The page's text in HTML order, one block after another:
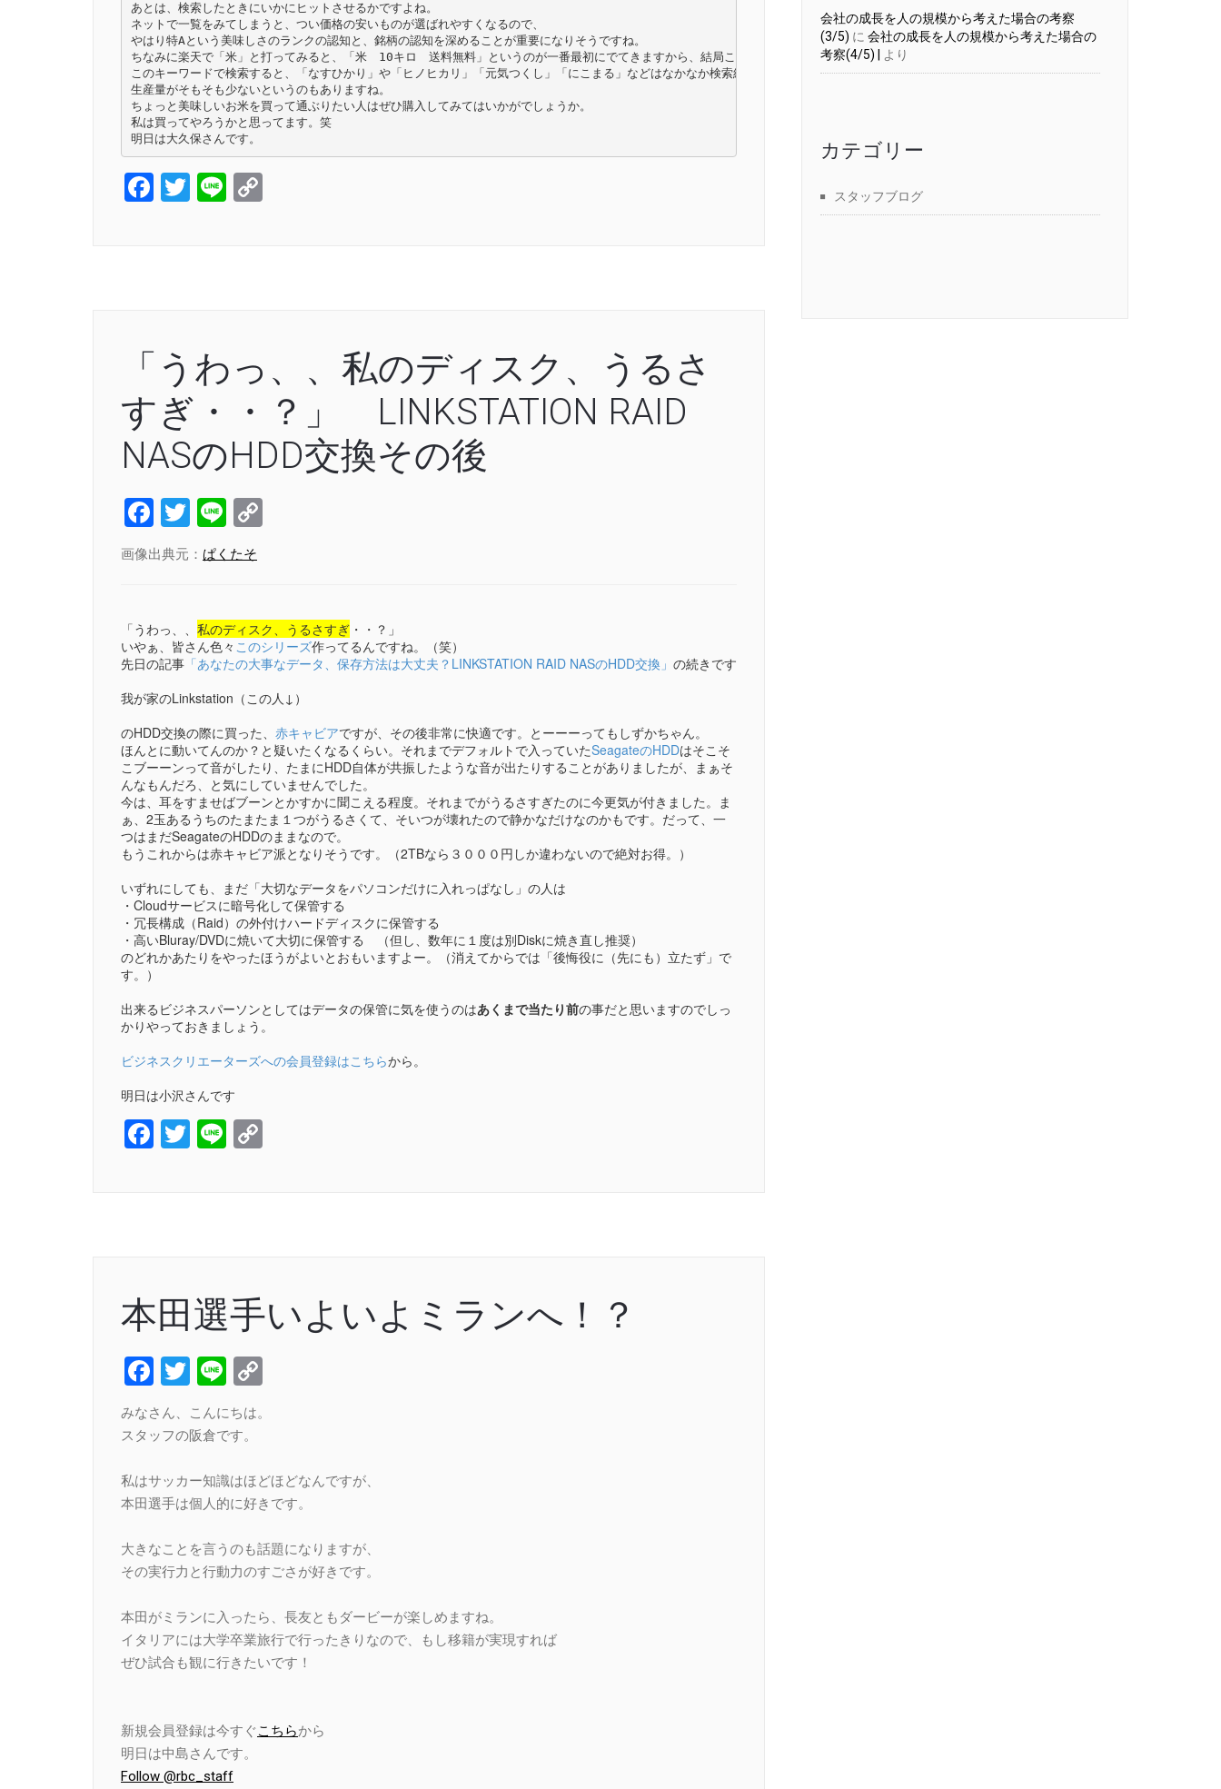
あとは、検索したときにいかにヒットさせるかですよね。
ネットで一覧をみてしまうと、つい価格の安いものが選ばれやすくなるので、
やはり特Aという美味しさのランクの認知と、銘柄の認知を深めることが重要になりそうですね。
ちなみに楽天で「米」と打ってみると、「米　10キロ　送料無料」というのが一番最初にでてきますから、結局このキーワードで買っちゃう人が多いですよね。
このキーワードで検索すると、「なすひかり」や「ヒノヒカリ」「元気つくし」「にこまる」などはなかなか検索結果一覧にはでてきません。
生産量がそもそも少ないというのもありますね。
ちょっと美味しいお米を買って通ぶりたい人はぜひ購入してみてはいかがでしょうか。
私は買ってやろうかと思ってます。笑
明日は大久保さんです。
Facebook
Twitter
Line
「うわっ、、私のディスク、うるさ
すぎ・・？」 LINKSTATION RAID
NASのHDD交換その後
Facebook
Twitter
Line
画像出典元： ぱくたそ
「うわっ、、 私のディスク、うるさすぎ ・・？」
いやぁ、皆さん色々 このシリーズ作ってるんですね。（笑）
先日の記事 「あなたの大事なデータ、保存方法は大丈夫？LINKSTATION RAID NASのHDD交換」 の続きです
我が家のLinkstation（この人↓）
のHDD交換の際に買った、 赤キャビアですが、その後非常に快適です。とーーーってもしずかちゃん。
ほんとに動いてんのか？と疑いたくなるくらい。それまでデフォルトで入っていたSeagateのHDDはそこそ
こブーーンって音がしたり、たまにHDD自体が共振したような音が出たりすることがありましたが、まぁそ
んなもんだろ、と気にしていませんでした。
今は、耳をすませばブーンとかすかに聞こえる程度。それまでがうるさすぎたのに今更気が付きました。ま
ぁ、2玉あるうちのたまたま１つがうるさくて、そいつが壊れたので静かなだけなのかもです。だって、一
つはまだSeagateのHDDのままなので。
もうこれからは赤キャビア派となりそうです。（2TBなら３０００円しか違わないので絶対お得。）
いずれにしても、まだ「大切なデータをパソコンだけに入れっぱなし」の人は
・Cloudサービスに暗号化して保管する
・冗長構成（Raid）の外付けハードディスクに保管する
・高いBluray/DVDに焼いて大切に保管する （但し、数年に１度は別Diskに焼き直し推奨）
のどれかあたりをやったほうがよいとおもいますよー。（消えてからでは「後悔役に（先にも）立たず」で
す。）
出来るビジネスパーソンとしてはデータの保管に気を使うのはあくまで当たり前の事だと思いますのでしっ
かりやっておきましょう。
ビジネスクリエーターズへの会員登録はこちらから。
明日は小沢さんです
Facebook
Twitter
Line
本田選手いよいよミランへ！？
Facebook
Twitter
Line
みなさん、こんにちは。
スタッフの阪倉です。
私はサッカー知識はほどほどなんですが、
本田選手は個人的に好きです。
大きなことを言うのも話題になりますが、
その実行力と行動力のすごさが好きです。
本田がミランに入ったら、長友ともダービーが楽しめますね。
イタリアには大学卒業旅行で行ったきりなので、もし移籍が実現すれば
ぜひ試合も観に行きたいです！
新規会員登録は今すぐこちらから
明日は中島さんです。
Follow @rbc_staff
会社の成長を人の規模から考えた場合の考察
(3/5) に 会社の成長を人の規模から考えた場合の
考察(4/5) |
より
カテゴリー
スタッフブログ